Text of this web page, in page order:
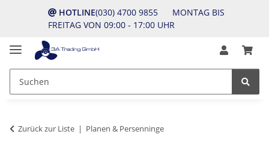
HOTLINE(030) 4700 9855 MONTAG BIS
FREITAG VON 09:00 - 17:00 UHR
Zurück zur Liste Planen & Persenninge